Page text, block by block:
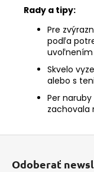
Rady a tipy:
Pre
podľa
uvoľnením
Skvelo
alebo s
Per
zachovala
Odoberať